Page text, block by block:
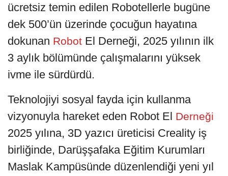
ücretsiz temin edilen Robotellerle bugüne
dek 500’ün üzerinde çocuğun hayatına
dokunan Robot El Derneği, 2025 yılının ilk
3 aylık bölümünde çalışmalarını yüksek
ivme ile sürdürdü.
Teknolojiyi sosyal fayda için kullanma
vizyonuyla hareket eden Robot El Derneği
2025 yılına, 3D yazıcı üreticisi Creality iş
birliğinde, Darüşşafaka Eğitim Kurumları
Maslak Kampüsünde düzenlendiği yeni yıl